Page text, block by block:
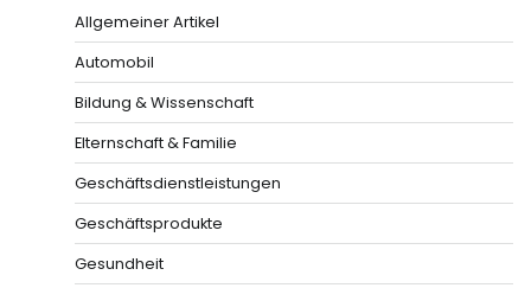
Allgemeiner Artikel
Automobil
Bildung & Wissenschaft
Elternschaft & Familie
Geschäftsdienstleistungen
Geschäftsprodukte
Gesundheit